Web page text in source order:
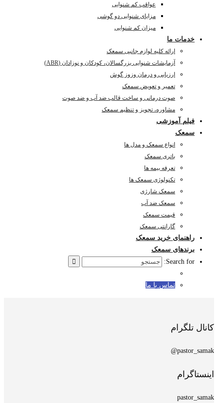
عواقب کم شنوایی
مزایای شنوایی دو گوشی
میزان کم شنوایی
خدمات ما
ارائه کلیه لوازم جانبی سمعک
آزمایشات شنوایی بزرگسالان، کودکان و نوزادان (ABR)
ارزیابی و درمان وزوز گوش
تعمیر و تعویض سمعک
صوت درمانی و ساخت قالب ضد آب و ضد صوت
مشاوره، تجویز و تنظیم سمعک
فیلم آموزشی
سمعک
انواع سمعک و مدل ها
باتری سمعک
تعرفه بیمه ها
تکنولوژی سمعک ها
سمعک شارژی
سمعک ضد آب
قیمت سمعک
گارانتی سمعک
راهنمای خرید سمعک
برندهای سمعک
Search for:
تماس با ما
کانال تلگرام
pastor_samak@
اینستاگرام
pastor_samak